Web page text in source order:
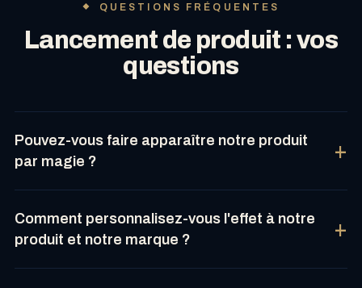
QUESTIONS FRÉQUENTES
Lancement de produit : vos
questions
Pouvez-vous faire apparaître notre produit
par magie ?
Comment personnalisez-vous l'effet à notre
produit et notre marque ?